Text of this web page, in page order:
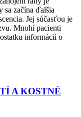
sa začína ďalšia
Jej súčasťou je
Mnohí pacienti
informácií o
A KOSTNÉ